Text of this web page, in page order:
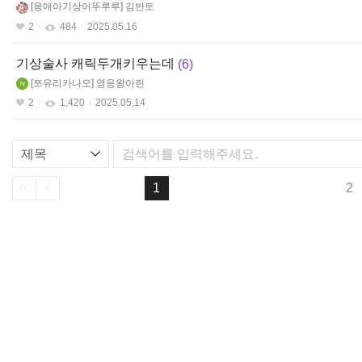
응애아기상어뚜루루 김반토
2
484 2025.05.16
기상술사 캐릭두개키우는데 6
쯔유리카나오
영응왕아린
2
1,420 2025.05.14
스
1 2